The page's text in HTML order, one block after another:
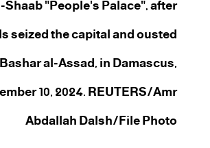
"People's Palace", after
seized the capital and ousted
al-Assad, in Damascus,
10, 2024. REUTERS/Amr
Abdallah Dalsh/File Photo